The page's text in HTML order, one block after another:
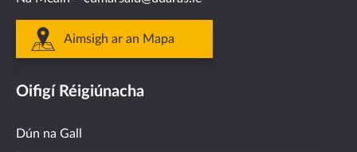
Aimsigh ar an Mapa
Oifigí Réigiúnacha
Dún na Gall